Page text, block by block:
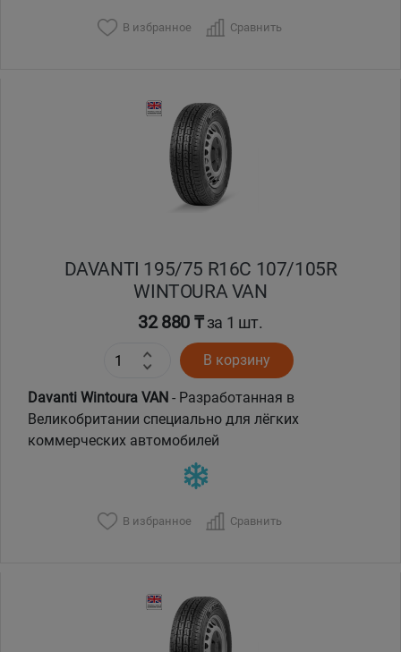
В избранное Сравнить
DAVANTI 195/75 R16C 107/105R
WINTOURA VAN
32 880 ₸за 1 шт.
В корзину
Davanti Wintoura VAN - Разработанная в
Великобритании специально для лёгких
коммерческих автомобилей
В избранное Сравнить